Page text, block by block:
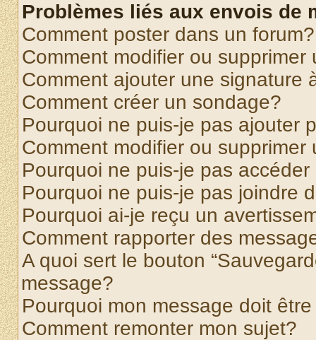
Problèmes liés aux envois de
Comment poster dans un forum?
Comment modifier ou supprimer
Comment ajouter une signature
Comment créer un sondage?
Pourquoi ne puis-je pas ajouter
Comment modifier ou supprimer
Pourquoi ne puis-je pas
Pourquoi ne puis-je pas joindre
Pourquoi ai-je reçu un
Comment rapporter des
A quoi sert le bouton
message?
Pourquoi mon message doit
Comment remonter mon sujet?